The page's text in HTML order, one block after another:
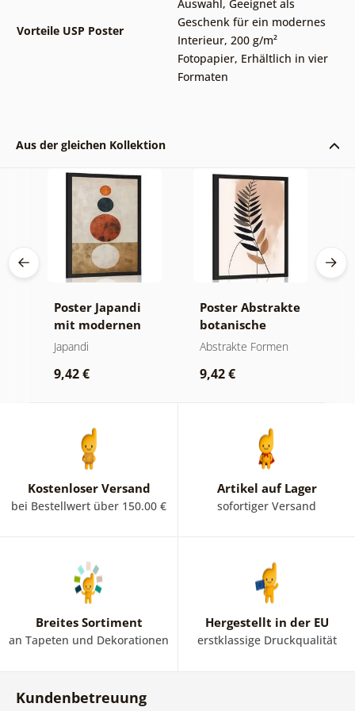
Vorteile USP Poster
Auswahl , Geeignet als
Geschenk für ein modernes
Interieur, 200 g/m²
Fotopapier, Erhältlich in vier
Formaten
Aus der gleichen Kollektion
Poster Japandi
mit modernen
Kreisen
Japandi
9,42 €
Poster Abstrakte
botanische
Formen Farn
Abstrakte Formen
9,42 €
Kostenloser Versand
bei Bestellwert über 150.00 €
Artikel auf Lager
sofortiger Versand
Breites Sortiment
an Tapeten und Dekorationen
Hergestellt in der EU
erstklassige Druckqualität
Kundenbetreuung